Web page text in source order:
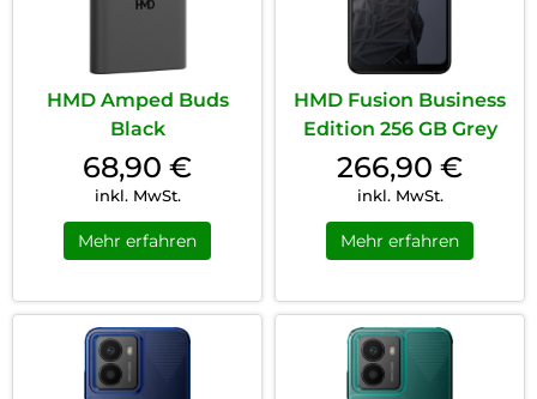
HMD Amped Buds
Black
68,90 €
inkl. MwSt.
Mehr erfahren
HMD Fusion Business
Edition 256 GB Grey
266,90 €
inkl. MwSt.
Mehr erfahren